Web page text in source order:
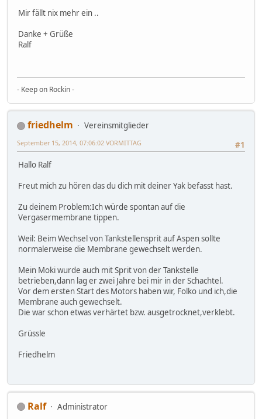
Mir fällt nix mehr ein ..
Danke + Grüße
Ralf
- Keep on Rockin -
friedhelm
Vereinsmitglieder
#1
September 15, 2014, 07:06:02 VORMITTAG
Hallo Ralf
Freut mich zu hören das du dich mit deiner Yak befasst hast.
Zu deinem Problem:Ich würde spontan auf die
Vergasermembrane tippen.
Weil: Beim Wechsel von Tankstellensprit auf Aspen sollte
normalerweise die Membrane gewechselt werden.
Mein Moki wurde auch mit Sprit von der Tankstelle
betrieben,dann lag er zwei Jahre bei mir in der Schachtel.
Vor dem ersten Start des Motors haben wir, Folko und ich,die
Membrane auch gewechselt.
Die war schon etwas verhärtet bzw. ausgetrocknet,verklebt.
Grüssle
Friedhelm
Ralf
Administrator